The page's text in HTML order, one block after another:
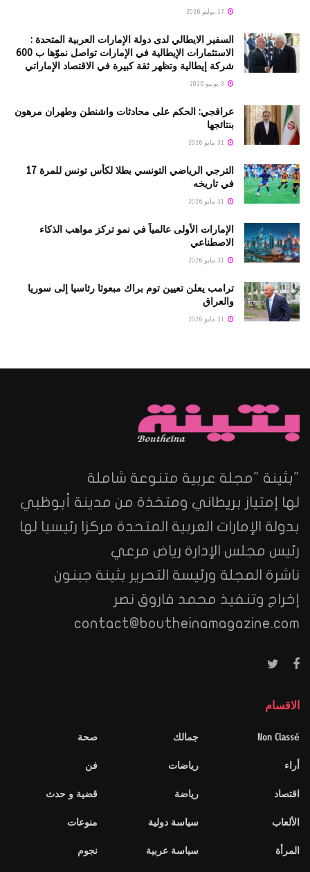
السفير الايطالي لدى دولة الإمارات العربية المتحدة :
الاستثمارات الإيطالية في الإمارات تواصل نموّها ب 600
شركة إيطالية وتظهر ثقة كبيرة في الاقتصاد الإماراتي
عراقجي: الحكم على محادثات واشنطن وطهران مرهون
بنتائجها
الترجي الرياضي التونسي بطلا لكأس تونس للمرة 17
في تاريخه
الإمارات الأولى عالمياً في نمو تركز مواهب الذكاء
الاصطناعي
ترامب يعلن تعيين توم براك مبعوثا رئاسيا إلى سوريا
والعراق
"بثينة "مجلة عربية متنوعة شاملة
لها إمتياز بريطاني ومتخذة من مدينة أبوظبي
بدولة الإمارات العربية المتحدة مركزا رئيسيا لها
رئيس مجلس الإدارة رياض مرعي
ناشرة المجلة ورئيسة التحرير بثينة جبنون
إخراج وتنفيذ محمد فاروق نصر
contact@boutheinamagazine.com
الاقسام
Non Classé
أراء
اقتصاد
الألعاب
المرأة
جمالك
رياضات
رياضة
سياسة دولية
سياسة عربية
صحة
فن
قضية و حدث
منوعات
نجوم